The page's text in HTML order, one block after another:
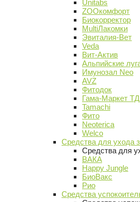
Unitabs
ZOOкомфорт
Биокорректор
MultiЛакомки
Эвиталия-Вет
Veda
Вит-Актив
Альпийские
Имунозал Neo
AVZ
Фитодок
Гама-Маркет ТД
Tamachi
Фито
Neoterica
Welco
Средства для ухода
Средства для
ВАКА
Happy Jungle
БиоВакс
Рио
Средства